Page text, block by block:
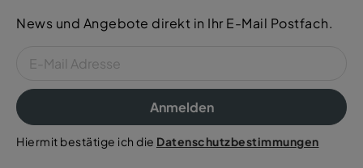
News und Angebote direkt in Ihr E-Mail Postfach.
Anmelden
Hiermit bestätige ich die Datenschutzbestimmungen